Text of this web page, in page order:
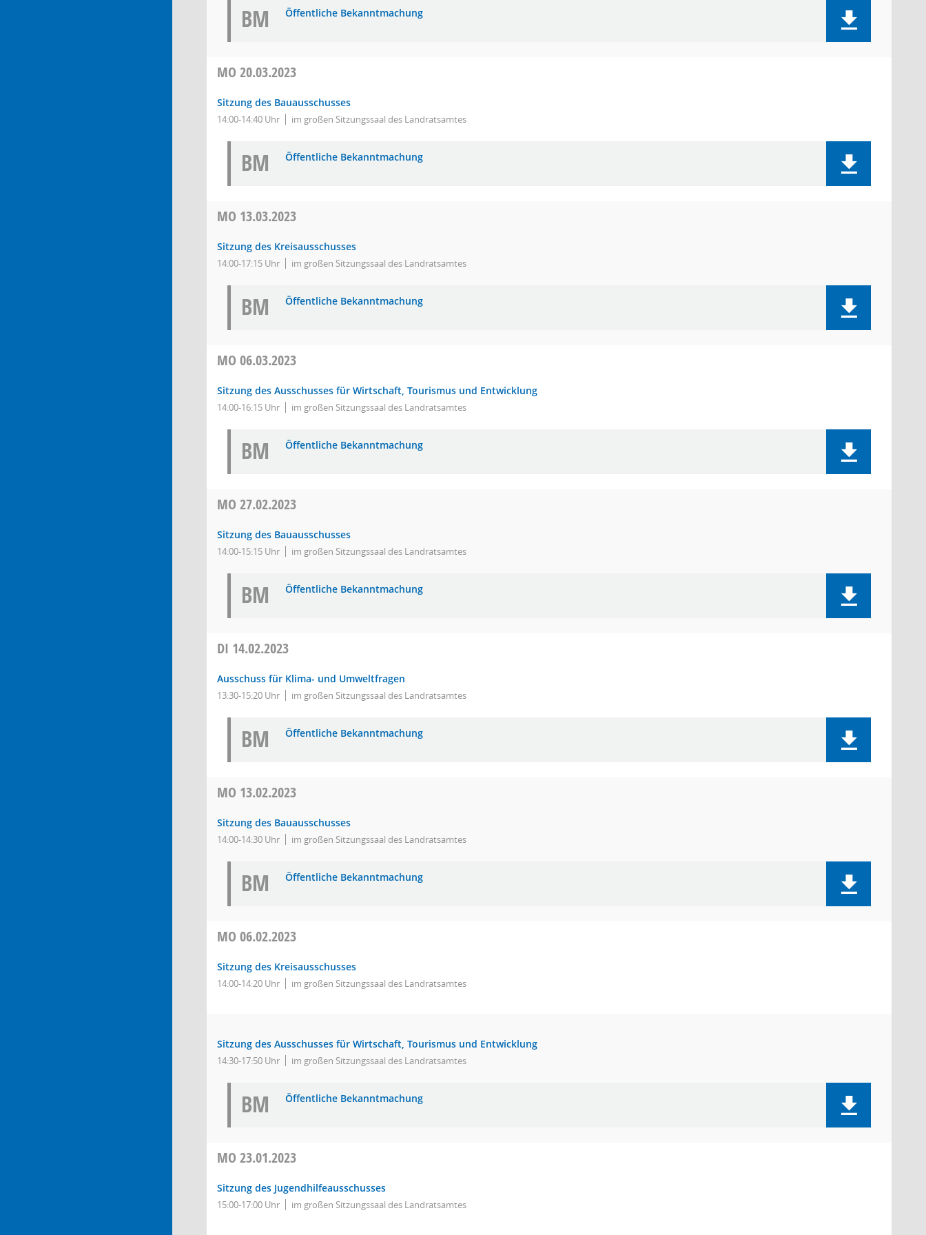
BM Öffentliche Bekanntmachung
MO 20.03.2023
Sitzung des Bauausschusses
14:00-14:40 Uhr im großen Sitzungssaal des Landratsamtes
BM Öffentliche Bekanntmachung
MO 13.03.2023
Sitzung des Kreisausschusses
14:00-17:15 Uhr im großen Sitzungssaal des Landratsamtes
BM Öffentliche Bekanntmachung
MO 06.03.2023
Sitzung des Ausschusses für Wirtschaft, Tourismus und Entwicklung
14:00-16:15 Uhr im großen Sitzungssaal des Landratsamtes
BM Öffentliche Bekanntmachung
MO 27.02.2023
Sitzung des Bauausschusses
14:00-15:15 Uhr im großen Sitzungssaal des Landratsamtes
BM Öffentliche Bekanntmachung
DI 14.02.2023
Ausschuss für Klima- und Umweltfragen
13:30-15:20 Uhr im großen Sitzungssaal des Landratsamtes
BM Öffentliche Bekanntmachung
MO 13.02.2023
Sitzung des Bauausschusses
14:00-14:30 Uhr im großen Sitzungssaal des Landratsamtes
BM Öffentliche Bekanntmachung
MO 06.02.2023
Sitzung des Kreisausschusses
14:00-14:20 Uhr im großen Sitzungssaal des Landratsamtes
Sitzung des Ausschusses für Wirtschaft, Tourismus und Entwicklung
14:30-17:50 Uhr im großen Sitzungssaal des Landratsamtes
BM Öffentliche Bekanntmachung
MO 23.01.2023
Sitzung des Jugendhilfeausschusses
15:00-17:00 Uhr im großen Sitzungssaal des Landratsamtes